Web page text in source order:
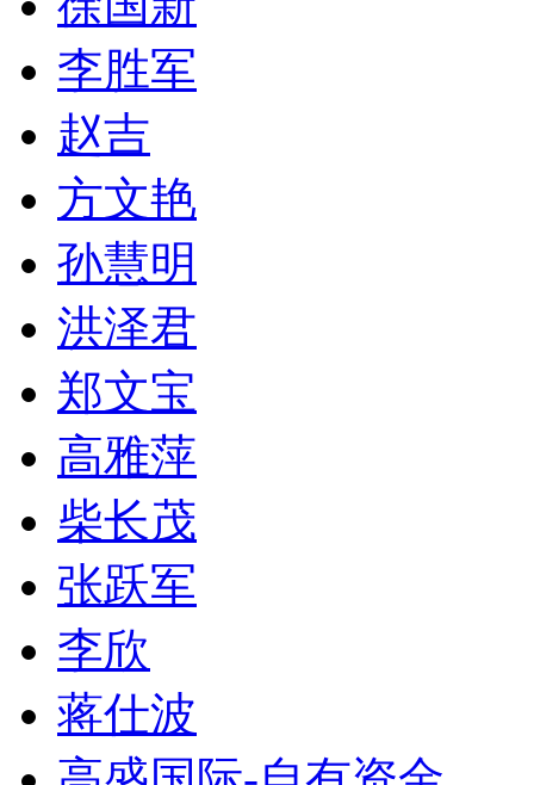
李胜军
赵吉
方文艳
孙慧明
洪泽君
郑文宝
高雅萍
柴长茂
张跃军
李欣
蒋仕波